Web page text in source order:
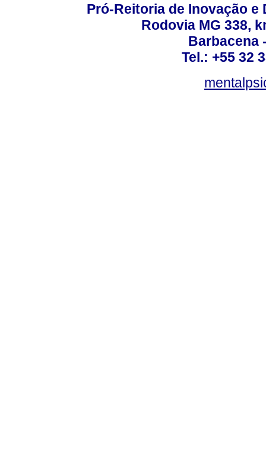
Pró-Reitoria de Inovação
Rodovia MG 338,
Barbacena
Tel.: +55 32